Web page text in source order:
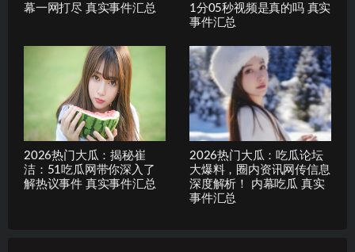
幕一网打尽 真实事件汇总
1分05秒视频是真的吗 真实
事件汇总
2026热门大瓜：揭秘崔
洁：51吃瓜网带你深入了
解热议事件 真实事件汇总
2026热门大瓜：吃瓜论坛
大爆料，圈内资讯网传信息
深度解析！ 内幕吃瓜 真实
事件汇总